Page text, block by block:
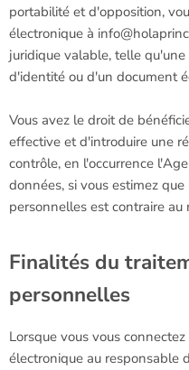
portabilité et d'opposition,
électronique à
juridique valable, telle
d'identité ou d'un document
Vous avez le droit de
effective et d'introduire une
contrôle, en l'occurrence
données, si vous estimez
personnelles est contraire au
Finalités du
personnelles
Lorsque vous vous
électronique au responsable